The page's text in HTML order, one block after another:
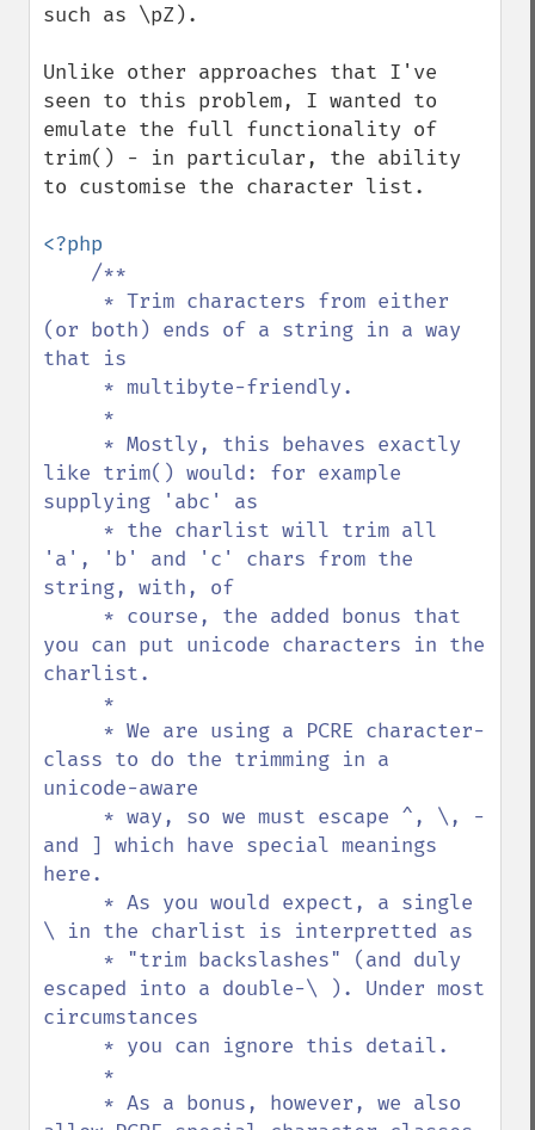
such as \pZ).
Unlike other approaches that I've
seen to this problem, I wanted to
emulate the full functionality of
trim() - in particular, the ability
to customise the character list.
<?php
/**
(or both) ends of a string in a way
that is
like trim() would: for example
supplying 'abc' as
'a', 'b' and 'c' chars from the
string, with, of
you can put unicode characters in the
charlist.
class to do the trimming in a
unicode-aware
and ] which have special meanings
here.
\ in the charlist is interpretted as
escaped into a double-\ ). Under most
circumstances